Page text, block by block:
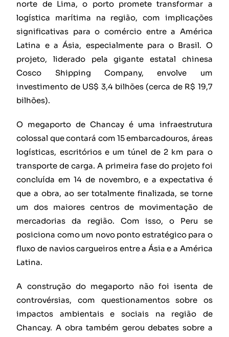
norte de Lima, o porto promete transformar a
logística marítima na região, com implicações
significativas para o comércio entre a América
Latina e a Ásia, especialmente para o Brasil. O
projeto, liderado pela gigante estatal chinesa
Cosco Shipping Company, envolve um
investimento de US$ 3,4 bilhões (cerca de R$ 19,7
bilhões).
O megaporto de Chancay é uma infraestrutura
colossal que contará com 15 embarcadouros, áreas
logísticas, escritórios e um túnel de 2 km para o
transporte de carga. A primeira fase do projeto foi
concluída em 14 de novembro, e a expectativa é
que a obra, ao ser totalmente finalizada, se torne
um dos maiores centros de movimentação de
mercadorias da região. Com isso, o Peru se
posiciona como um novo ponto estratégico para o
fluxo de navios cargueiros entre a Ásia e a América
Latina.
A construção do megaporto não foi isenta de
controvérsias, com questionamentos sobre os
impactos ambientais e sociais na região de
Chancay. A obra também gerou debates sobre a